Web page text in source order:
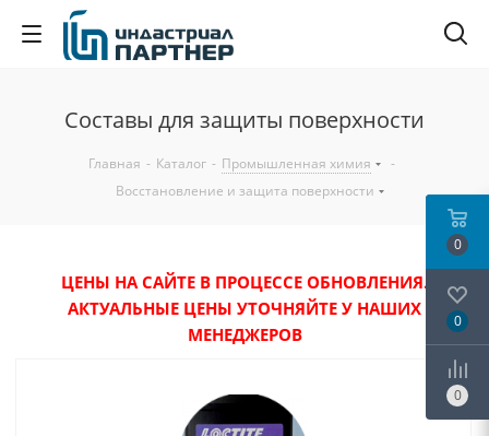
Составы для защиты поверхности
Главная - Каталог - Промышленная химия
-
Восстановление и защита поверхности
ЦЕНЫ НА САЙТЕ В ПРОЦЕССЕ ОБНОВЛЕНИЯ.
АКТУАЛЬНЫЕ ЦЕНЫ УТОЧНЯЙТЕ У НАШИХ
МЕНЕДЖЕРОВ
0
0
0